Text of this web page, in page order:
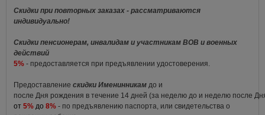
Скидки при повторных заказах - рассматриваются
индивидуально!
Скидки пенсионерам, инвалидам и участникам ВОВ и военных
действий
5% - предоставляется при предъявлении удостоверения.
Предоставление скидки Именинникам до и
после Дня рождения в течение 14 дней (за неделю до и неделю после
от 5% до 8% - по предъявлению паспорта, или свидетельства о